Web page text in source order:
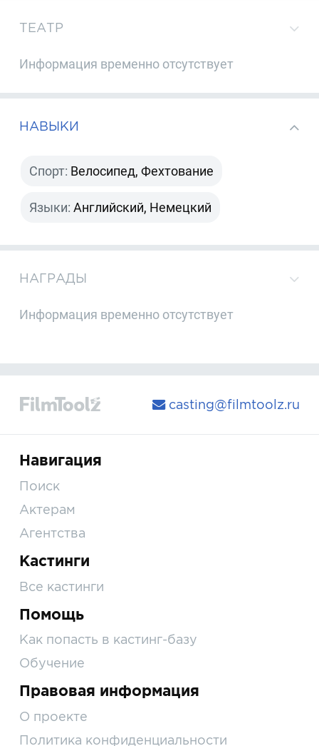
ТЕАТР
Информация временно отсутствует
НАВЫКИ
Спорт: Велосипед, Фехтование
Языки: Английский, Немецкий
НАГРАДЫ
Информация временно отсутствует
casting@filmtoolz.ru
Навигация
Поиск
Актерам
Агентства
Кастинги
Все кастинги
Помощь
Как попасть в кастинг-базу
Обучение
Правовая информация
О проекте
Политика конфиденциальности